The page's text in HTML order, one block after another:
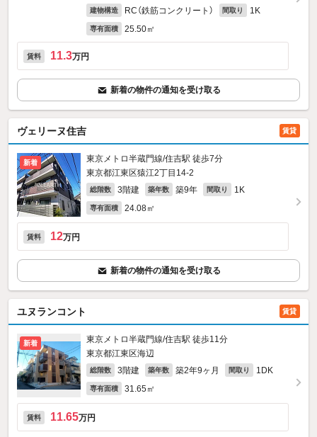
建物構造 RC（鉄筋コンクリート） 間取り 1K
専有面積 25.50㎡
賃料 11.3万円
新着の物件の通知を受け取る
ヴェリーヌ住吉 賃貸
新着
東京メトロ半蔵門線/住吉駅 徒歩7分
東京都江東区猿江2丁目14-2
総階数 3階建 築年数 築9年 間取り 1K
専有面積 24.08㎡
賃料 12万円
新着の物件の通知を受け取る
ユヌランコント 賃貸
新着
東京メトロ半蔵門線/住吉駅 徒歩11分
東京都江東区海辺
総階数 3階建 築年数 築2年9ヶ月 間取り 1DK
専有面積 31.65㎡
賃料 11.65万円